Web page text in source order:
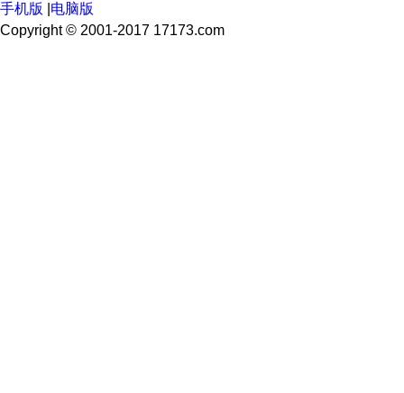
手机版
电脑版
Copyright © 2001-2017 17173.com